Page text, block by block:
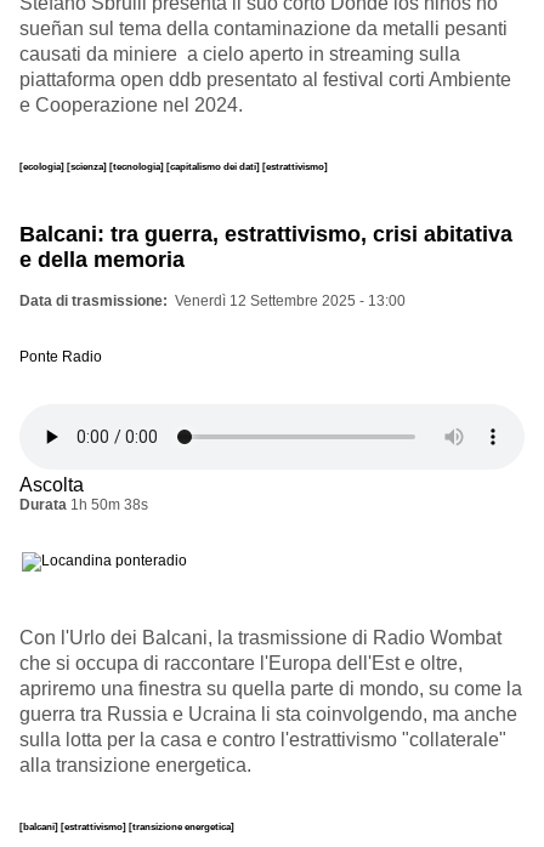
sueñan sul tema della contaminazione da metalli pesanti
causati da miniere a cielo aperto in streaming sulla
piattaforma open ddb presentato al festival corti Ambiente
e Cooperazione nel 2024.
[ecologia] [scienza] [tecnologia] [capitalismo dei dati] [estrattivismo]
Balcani: tra guerra, estrattivismo, crisi abitativa
e della memoria
Data di trasmissione Venerdì 12 Settembre 2025 - 13:00
Ponte Radio
Ascolta
Durata 1h 50m 38s
Con l'Urlo dei Balcani, la trasmissione di Radio Wombat
che si occupa di raccontare l'Europa dell'Est e oltre,
apriremo una finestra su quella parte di mondo, su come la
guerra tra Russia e Ucraina li sta coinvolgendo, ma anche
sulla lotta per la casa e contro l'estrattivismo "collaterale"
alla transizione energetica.
[balcani] [estrattivismo] [transizione energetica]